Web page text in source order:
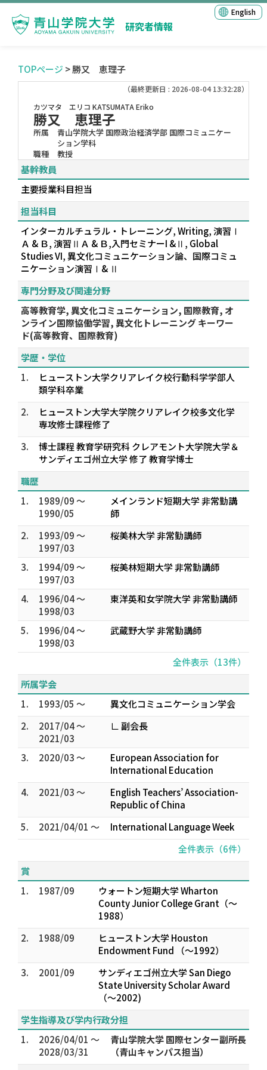
研究者情報
English
TOPページ > 勝又 恵理子
（最終更新日 : 2026-08-04 13:32:28）
カツマタ エリコ KATSUMATA Eriko
勝又 恵理子
所属
青山学院大学 国際政治経済学部 国際コミュニケー
ション学科
職種
教授
基幹教員
主要授業科目担当
担当科目
インターカルチュラル・トレーニング, Writing, 演習Ⅰ
Ａ & Ｂ, 演習ⅡＡ & Ｂ,入門セミナーI &Ⅱ, Global
Studies VI, 異文化コミュニケーション論、国際コミュ
ニケーション演習Ⅰ& Ⅱ
専門分野及び関連分野
高等教育学, 異文化コミュニケーション, 国際教育, オ
ンライン国際協働学習, 異文化トレーニング キーワー
ド(高等教育、国際教育)
学歴・学位
1.
ヒューストン大学クリアレイク校行動科学学部人
類学科卒業
2.
ヒューストン大学大学院クリアレイク校多文化学
専攻修士課程修了
3.
博士課程 教育学研究科 クレアモント大学院大学＆
サンディエゴ州立大学 修了 教育学博士
職歴
1.
1989/09 ～
1990/05
メインランド短期大学 非常勤講
師
2.
1993/09 ～
1997/03
桜美林大学 非常勤講師
3.
1994/09 ～
1997/03
桜美林短期大学 非常勤講師
4.
1996/04 ～
1998/03
東洋英和女学院大学 非常勤講師
5.
1996/04 ～
1998/03
武蔵野大学 非常勤講師
全件表示（13件）
所属学会
1.
1993/05 ～
異文化コミュニケーション学会
2.
2017/04 ～
2021/03
∟ 副会長
3. 2020/03 ～
European Association for
International Education
4.
2021/03 ～
English Teachers’ Association-
Republic of China
5.
2021/04/01 ～
International Language Week
全件表示（6件）
賞
1.
1987/09
ウォートン短期大学 Wharton
County Junior College Grant（～
1988）
2.
1988/09
ヒューストン大学 Houston
Endowment Fund （～1992）
3.
2001/09
サンディエゴ州立大学 San Diego
State University Scholar Award
（～2002)
学生指導及び学内行政分担
1.
2026/04/01 ～
2028/03/31
青山学院大学 国際センター副所長
（青山キャンパス担当）